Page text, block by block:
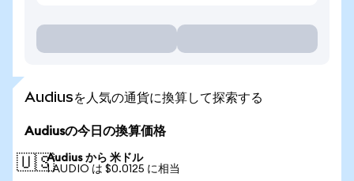
Audiusを人気の通貨に換算して探索する
Audiusの今日の換算価格
🇺🇸Audius から 米ドル
1 AUDIO は $0.0125 に相当